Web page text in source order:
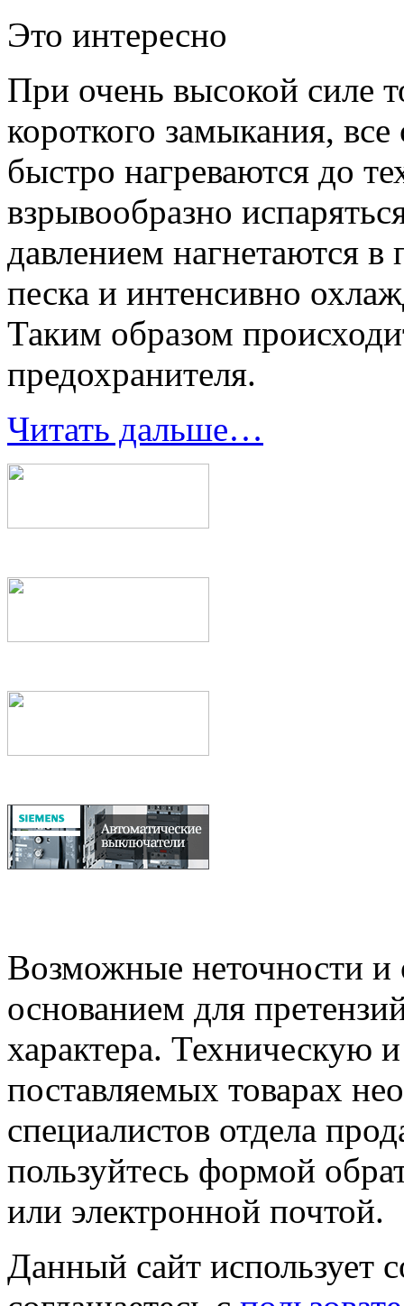
Это интересно
При очень высокой силе
короткого замыкания,
быстро нагреваются до
взрывообразно
давлением нагнетаются
песка и интенсивно
Таким образом
предохранителя.
Читать дальше…
Возможные неточности и
основанием для
характера.
поставляемых товарах
специалистов отдела
пользуйтесь формой
или электронной почтой.
Данный сайт использует